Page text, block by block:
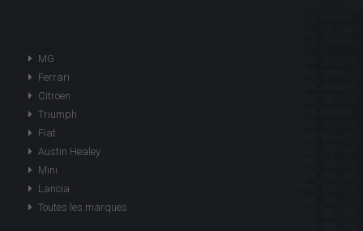
MG
Ferrari
Citroen
Triumph
Fiat
Austin Healey
Mini
Lancia
Toutes les marques